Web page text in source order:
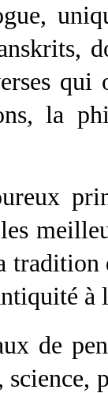
la
tradition
à
de